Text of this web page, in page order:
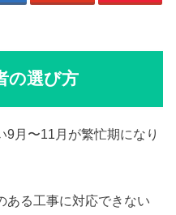
の選び方
9月〜11月が繁忙期になり
ある工事に対応できない